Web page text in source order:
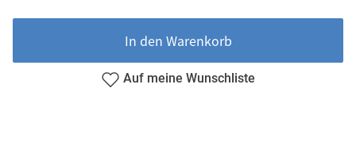
In den Warenkorb
Auf meine Wunschliste